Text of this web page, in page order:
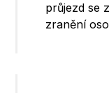
průjezd se
zranění